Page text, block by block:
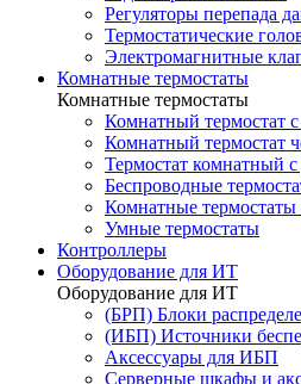
Регуляторы перепада
Термостатические
Электромагнитные
Комнатные термостаты
Комнатные термостаты
Комнатный термостат
Комнатный термостат
Термостат комнатный
Беспроводные
Комнатные термостаты
Умные термостаты
Контроллеры
Оборудование для ИТ
Оборудование для ИТ
(БРП) Блоки
(ИБП) Источники
Аксессуары для ИБП
Серверные шкафы и